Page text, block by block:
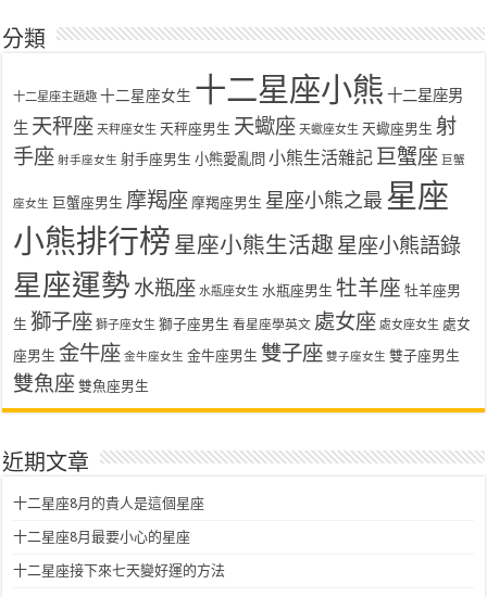
分類
十二星座主題趣 十二星座女生 十二星座小熊 十二星座男
生 天秤座 天秤座女生 天秤座男生 天蠍座 天蠍座女生 天蠍座男生 射
手座 射手座女生 射手座男生 小熊愛亂問 小熊生活雜記 巨蟹座 巨蟹
座女生 巨蟹座男生 摩羯座 摩羯座男生 星座小熊之最 星座
小熊排行榜 星座小熊生活趣 星座小熊語錄
星座運勢 水瓶座 水瓶座女生 水瓶座男生 牡羊座 牡羊座男
生 獅子座 獅子座女生 獅子座男生 看星座學英文 處女座 處女座女生 處女
座男生 金牛座 金牛座女生 金牛座男生 雙子座 雙子座女生 雙子座男生
雙魚座 雙魚座男生
近期文章
十二星座8月的貴人是這個星座
十二星座8月最要小心的星座
十二星座接下來七天變好運的方法